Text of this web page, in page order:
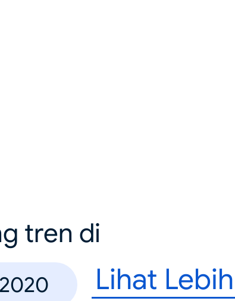
tren di
2020 Lihat